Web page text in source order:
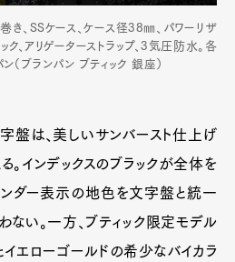
き、SSケース、ケース径38㎜、パワーリザ
、アリゲーターストラップ、3気圧防水。各
ブランパン ブティック 銀座）
盤は、美しいサンバースト仕上げ
。インデックスのブラックが全体を
ンダー表示の地色を文字盤と統一
い。一方、ブティック限定モデル
イエローゴールドの希少なバイカラ